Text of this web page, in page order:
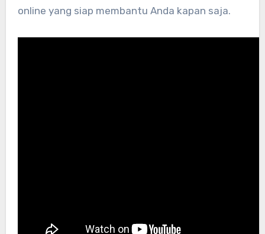
online yang siap membantu Anda kapan saja.